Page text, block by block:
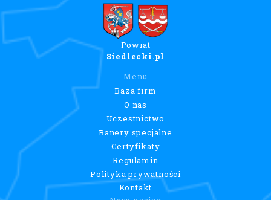
Powiat
Siedlecki.pl
Menu
Baza firm
O nas
Uczestnictwo
Banery specjalne
Certyfikaty
Regulamin
Polityka prywatności
Kontakt